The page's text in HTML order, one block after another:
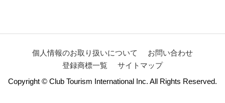
個人情報のお取り扱いについて
お問い合わせ
登録商標一覧
サイトマップ
Copyright © Club Tourism International Inc. All Rights Reserved.